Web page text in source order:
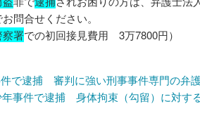
お問合せください。
察署での初回接見費用 3万7800円）
で逮捕 審判に強い刑事事件専門の弁
事件で逮捕 身体拘束（勾留）に対す